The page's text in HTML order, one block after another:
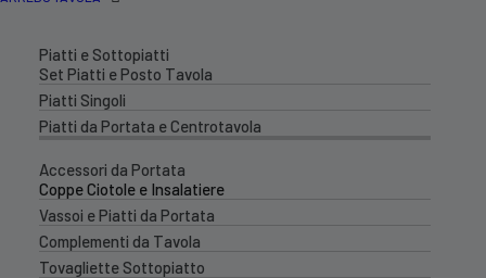
Piatti e Sottopiatti
Set Piatti e Posto Tavola
Piatti Singoli
Piatti da Portata e Centrotavola
Accessori da Portata
Coppe Ciotole e Insalatiere
Vassoi e Piatti da Portata
Complementi da Tavola
Tovagliette Sottopiatto